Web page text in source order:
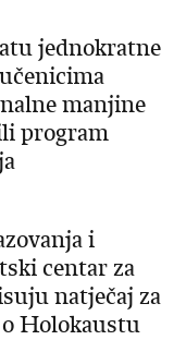
jednokratne
manjine
program
i
centar za
natječaj za
o Holokaustu